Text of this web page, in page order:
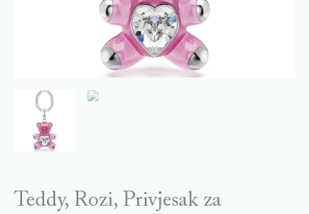
Teddy, Rozi, Privjesak za